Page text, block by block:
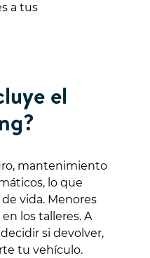
a tus
el
mantenimiento
lo que
vida. Menores
los talleres. A
si devolver,
tu vehículo.